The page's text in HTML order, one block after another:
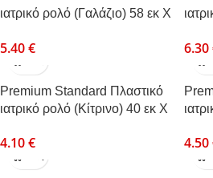
ιατρικό ρολό (Γαλάζιο) 58 εκ Χ
5.40€ 6.30
Premium Standard Πλαστικό
ιατρικό ρολό (Κίτρινο) 40 εκ Χ
4.10€ 4.50